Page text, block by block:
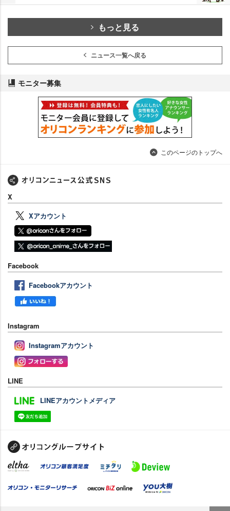
もっと見る
ニュース一覧へ戻る
モニター募集
このページのトップへ
X
Xアカウント
Facebook
Facebookアカウント
Instagram
Instagramアカウント
LINE
LINEアカウントメディア